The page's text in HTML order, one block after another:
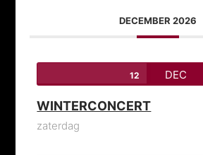
DECEMBER 2026
12 DEC
WINTERCONCERT
zaterdag